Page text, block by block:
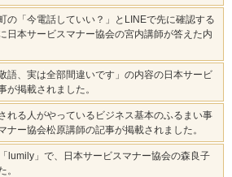
の「今電話していい？」とLINEで先に確認する
日本サービスマナー協会の宮内講師が答えた内
語、実は全部間違いです」の内容の日本サービ
が掲載されました。
れる人がやっているビジネス基本のふるまい事
ナー協会松原講師の記事が掲載されました。
lumily」で、日本サービスマナー協会の森良子
。